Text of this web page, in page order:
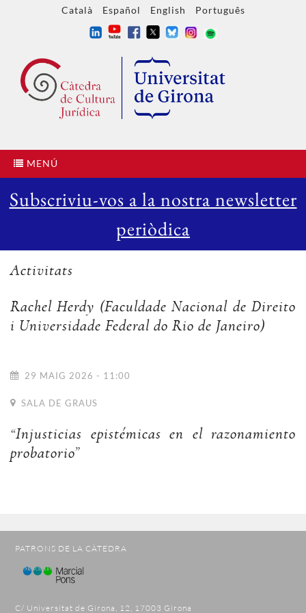
Català Español English Português
MENÚ
Subscriviu-vos a la nostra newsletter
periòdica
Activitats
Rachel Herdy (Faculdade Nacional de Direito
i Universidade Federal do Rio de Janeiro)
29 MAIG 2026 - 11:00
SALA DE GRAUS
“Injusticias epistémicas en el razonamiento
probatorio”
PATRONS DE LA CÀTEDRA
C/ Universitat de Girona, 12, 17003 Girona